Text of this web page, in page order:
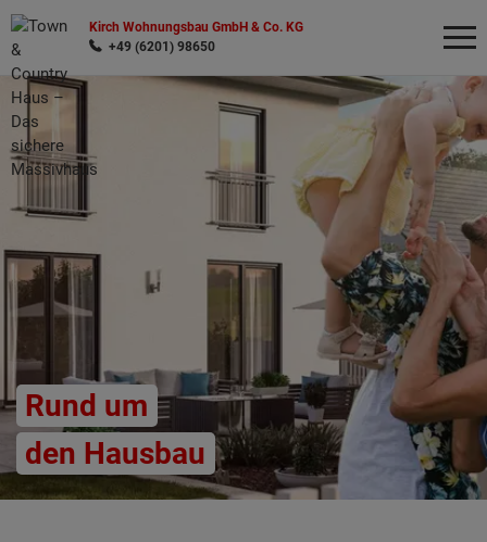
Kirch Wohnungsbau GmbH & Co. KG
+49 (6201) 98650
Rund um
den Hausbau
Wonach möchten Sie suchen?